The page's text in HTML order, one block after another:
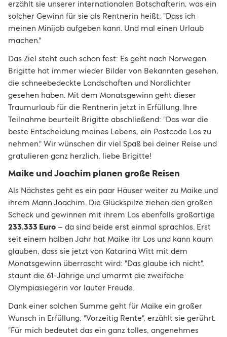
erzählt sie unserer internationalen Botschafterin, was ein
solcher Gewinn für sie als Rentnerin heißt: "Dass ich
meinen Minijob aufgeben kann. Und mal einen Urlaub
machen."
Das Ziel steht auch schon fest: Es geht nach Norwegen.
Brigitte hat immer wieder Bilder von Bekannten gesehen,
die schneebedeckte Landschaften und Nordlichter
gesehen haben. Mit dem Monatsgewinn geht dieser
Traumurlaub für die Rentnerin jetzt in Erfüllung. Ihre
Teilnahme beurteilt Brigitte abschließend: "Das war die
beste Entscheidung meines Lebens, ein Postcode Los zu
nehmen." Wir wünschen dir viel Spaß bei deiner Reise und
gratulieren ganz herzlich, liebe Brigitte!
Maike und Joachim planen große Reisen
Als Nächstes geht es ein paar Häuser weiter zu Maike und
ihrem Mann Joachim. Die Glückspilze ziehen den großen
Scheck und gewinnen mit ihrem Los ebenfalls großartige
233.333 Euro – da sind beide erst einmal sprachlos. Erst
seit einem halben Jahr hat Maike ihr Los und kann kaum
glauben, dass sie jetzt von Katarina Witt mit dem
Monatsgewinn überrascht wird: "Das glaube ich nicht",
staunt die 61-Jährige und umarmt die zweifache
Olympiasiegerin vor lauter Freude.
Dank einer solchen Summe geht für Maike ein großer
Wunsch in Erfüllung: "Vorzeitig Rente", erzählt sie gerührt.
"Für mich bedeutet das ein ganz tolles, angenehmes